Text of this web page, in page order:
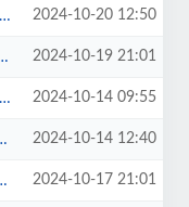
2024-10-20 12:50
2024-10-19 21:01
2024-10-14 09:55
2024-10-14 12:40
2024-10-17 21:01